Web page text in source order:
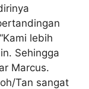
lebih
Sehingga
Marcus.
Tan sangat